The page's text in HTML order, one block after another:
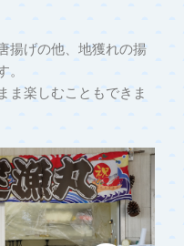
揚げの他、地獲れの揚
。
ま楽しむこともできま